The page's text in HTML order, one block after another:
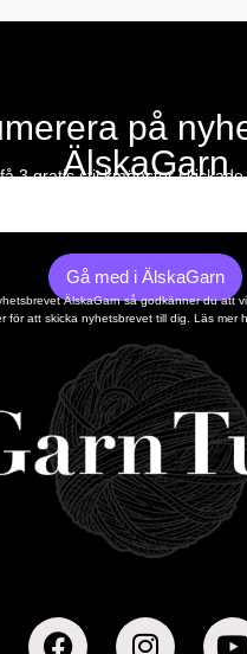
på
ÄlskaGarn
3 gratis stickmönster
Gå med i ÄlskaGarn
ÄlskaGarn så godkänner du att
för att skicka nyhetsbrevet till dig. Läs mer